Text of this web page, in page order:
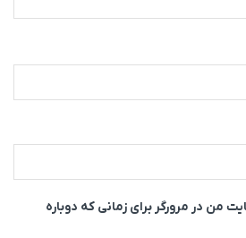
من در مرورگر برای زمانی که دوباره